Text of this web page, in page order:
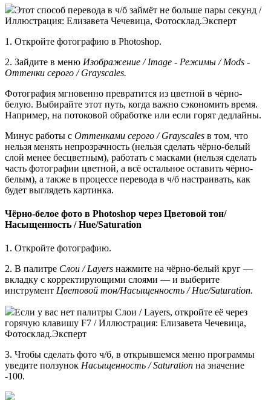
Этот способ перевода в ч/б займёт не больше пары секунд /
Иллюстрация: Елизавета Чечевица, Фотосклад.Эксперт
1. Откройте фотографию в Photoshop.
2. Зайдите в меню Изображение / Image - Режимы / Mods -
Оттенки серого / Grayscales.
Фотография мгновенно превратится из цветной в чёрно-
белую. Выбирайте этот путь, когда важно сэкономить время.
Например, на потоковой обработке или если горят дедлайны.
Минус работы с Оттенками серого / Grayscales в том, что
нельзя менять непрозрачность (нельзя сделать чёрно-белый
слой менее бесцветным), работать с масками (нельзя сделать
часть фотографии цветной, а всё остальное оставить чёрно-
белым), а также в процессе перевода в ч/б настраивать, как
будет выглядеть картинка.
Чёрно-белое фото в Photoshop через Цветовой тон/
Насыщенность / Hue/Saturation
1. Откройте фотографию.
2. В палитре Слои / Layers нажмите на чёрно-белый круг —
вкладку с корректирующими слоями — и выберите
инструмент Цветовой тон/Насыщенность / Hue/Saturation.
Если у вас нет палитры Слои / Layers, откройте её через
горячую клавишу F7 / Иллюстрация: Елизавета Чечевица,
Фотосклад.Эксперт
3. Чтобы сделать фото ч/б, в открывшемся меню программы
уведите ползунок Насыщенность / Saturation на значение
-100.